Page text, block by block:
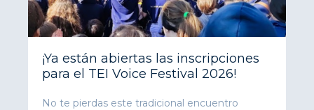
¡Ya están abiertas las inscripciones
para el TEI Voice Festival 2026!
No te pierdas este tradicional encuentro